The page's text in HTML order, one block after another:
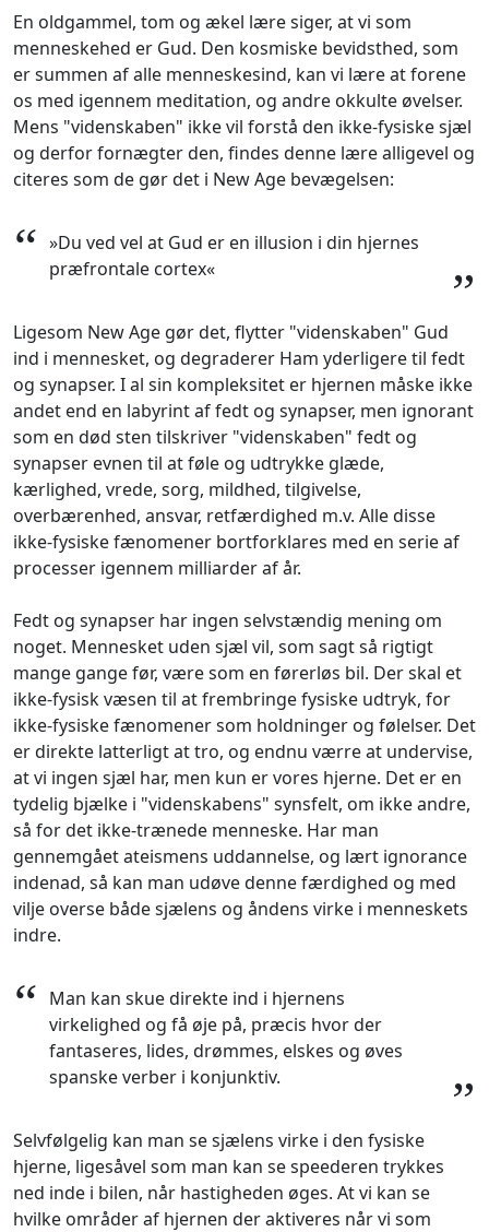
En oldgammel, tom og ækel lære siger, at vi som
menneskehed er Gud. Den kosmiske bevidsthed, som
er summen af alle menneskesind, kan vi lære at forene
os med igennem meditation, og andre okkulte øvelser.
Mens "videnskaben" ikke vil forstå den ikke-fysiske sjæl
og derfor fornægter den, findes denne lære alligevel og
citeres som de gør det i New Age bevægelsen:
“ »Du ved vel at Gud er en illusion i din hjernes
præfrontale cortex«
”
Ligesom New Age gør det, flytter "videnskaben" Gud
ind i mennesket, og degraderer Ham yderligere til fedt
og synapser. I al sin kompleksitet er hjernen måske ikke
andet end en labyrint af fedt og synapser, men ignorant
som en død sten tilskriver "videnskaben" fedt og
synapser evnen til at føle og udtrykke glæde,
kærlighed, vrede, sorg, mildhed, tilgivelse,
overbærenhed, ansvar, retfærdighed m.v. Alle disse
ikke-fysiske fænomener bortforklares med en serie af
processer igennem milliarder af år.
Fedt og synapser har ingen selvstændig mening om
noget. Mennesket uden sjæl vil, som sagt så rigtigt
mange gange før, være som en førerløs bil. Der skal et
ikke-fysisk væsen til at frembringe fysiske udtryk, for
ikke-fysiske fænomener som holdninger og følelser. Det
er direkte latterligt at tro, og endnu værre at undervise,
at vi ingen sjæl har, men kun er vores hjerne. Det er en
tydelig bjælke i "videnskabens" synsfelt, om ikke andre,
så for det ikke-trænede menneske. Har man
gennemgået ateismens uddannelse, og lært ignorance
indenad, så kan man udøve denne færdighed og med
vilje overse både sjælens og åndens virke i menneskets
indre.
“ Man kan skue direkte ind i hjernens
virkelighed og få øje på, præcis hvor der
fantaseres, lides, drømmes, elskes og øves
spanske verber i konjunktiv.
”
Selvfølgelig kan man se sjælens virke i den fysiske
hjerne, ligesåvel som man kan se speederen trykkes
ned inde i bilen, når hastigheden øges. At vi kan se
hvilke områder af hjernen der aktiveres når vi som